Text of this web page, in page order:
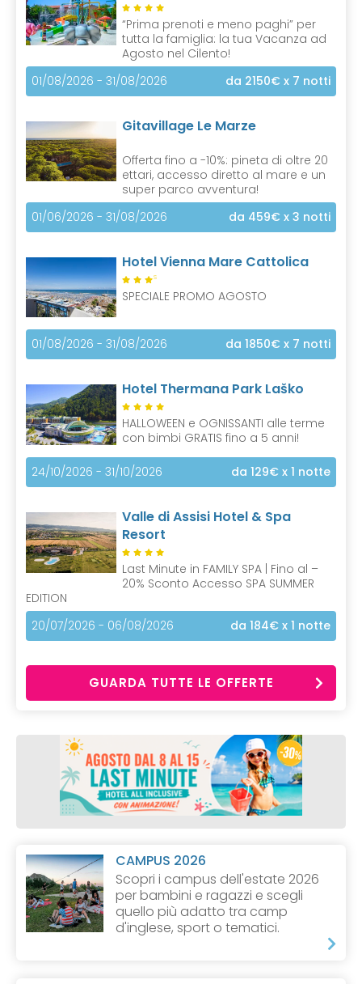
“Prima prenoti e meno paghi” per
tutta la famiglia: la tua Vacanza ad
Agosto nel Cilento!
01/08/2026 - 31/08/2026
da 2150€ x 7 notti
Gitavillage Le Marze
Offerta fino a -10%: pineta di oltre 20
ettari, accesso diretto al mare e un
super parco avventura!
01/06/2026 - 31/08/2026
da 459€ x 3 notti
Hotel Vienna Mare Cattolica
S
SPECIALE PROMO AGOSTO
01/08/2026 - 31/08/2026 da 1850€ x 7 notti
Hotel Thermana Park Laško
HALLOWEEN e OGNISSANTI alle terme
con bimbi GRATIS fino a 5 anni!
24/10/2026 - 31/10/2026 da 129€ x 1 notte
Valle di Assisi Hotel & Spa
Resort
Last Minute in FAMILY SPA | Fino al –
20% Sconto Accesso SPA SUMMER
EDITION
20/07/2026 - 06/08/2026
da 184€ x 1 notte
GUARDA TUTTE LE OFFERTE
CAMPUS 2026
Scopri i campus dell'estate 2026
per bambini e ragazzi e scegli
quello più adatto tra camp
d'inglese, sport o tematici.